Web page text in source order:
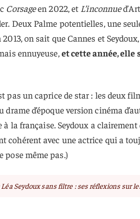
Corsageen 2022, et L’inconnue
Deux Palme potentielles, une
on sait que Cannes et
ennuyeuse,et cette année, elle
pas un caprice de star : les deux
drame d’époque version cinéma
la française. Seydoux a clairement
cohérent avec une actrice qui a
pose même pas.)
Léa Seydoux sans filtre : ses réflexions sur